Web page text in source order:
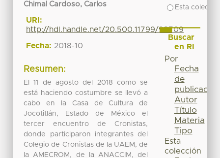
Chimal Cardoso, Carlos
URI:
http://hdl.handle.net/20.500.11799/98709
Fecha: 2018-10
Resumen:
El 11 de agosto del 2018 como se
está haciendo costumbre se llevó a
cabo en la Casa de Cultura de
Jocotitlán, Estado de México el
tercer encuentro de Cronistas,
donde participaron integrantes del
Colegio de Cronistas de la UAEM, de
la AMECROM, de la ANACCIM, del
Esta
Buscar
en RI
Por
Fecha
de
publicación
Autor
Título
Materia
Tipo
Esta
colección